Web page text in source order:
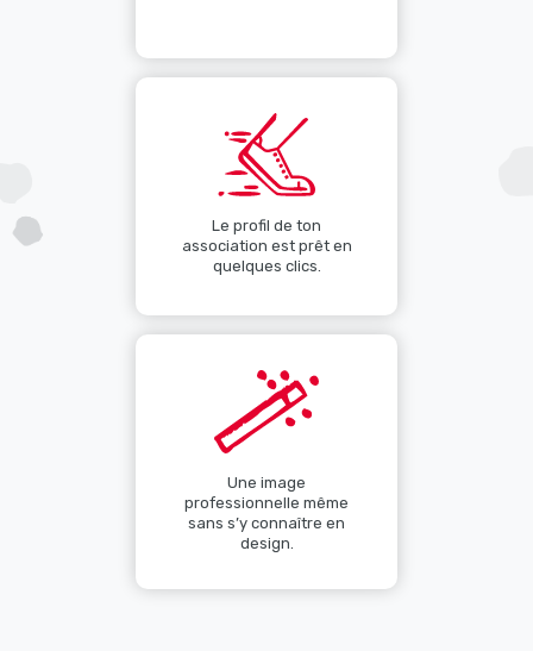
Le profil de ton
association est prêt en
quelques clics.
Une image
professionnelle même
sans s’y connaître en
design.